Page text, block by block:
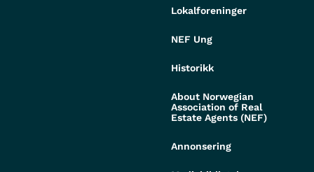
Lokalforeninger
NEF Ung
Historikk
About Norwegian
Association of Real
Estate Agents (NEF)
Annonsering